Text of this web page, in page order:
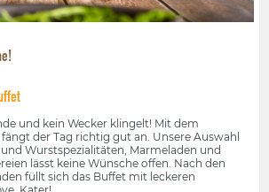
und kein Wecker klingelt! Mit dem
der Tag richtig gut an. Unsere Auswahl
Wurstspezialitäten, Marmeladen und
lässt keine Wünsche offen. Nach den
füllt sich das Buffet mit leckeren